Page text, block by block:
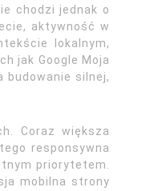
chodzi jednak o
aktywność w
lokalnym,
jak Google Moja
budowanie silnej,
Coraz większa
responsywna
priorytetem.
mobilna strony